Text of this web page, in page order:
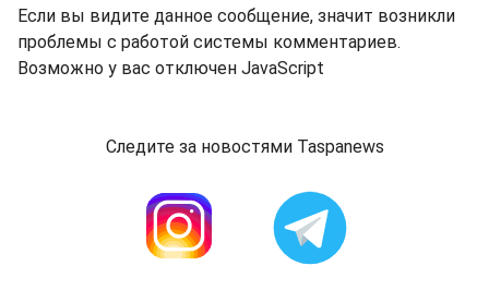
Если вы видите данное сообщение, значит возникли
проблемы с работой системы комментариев.
Возможно у вас отключен JavaScript
Следите за новостями Taspanews